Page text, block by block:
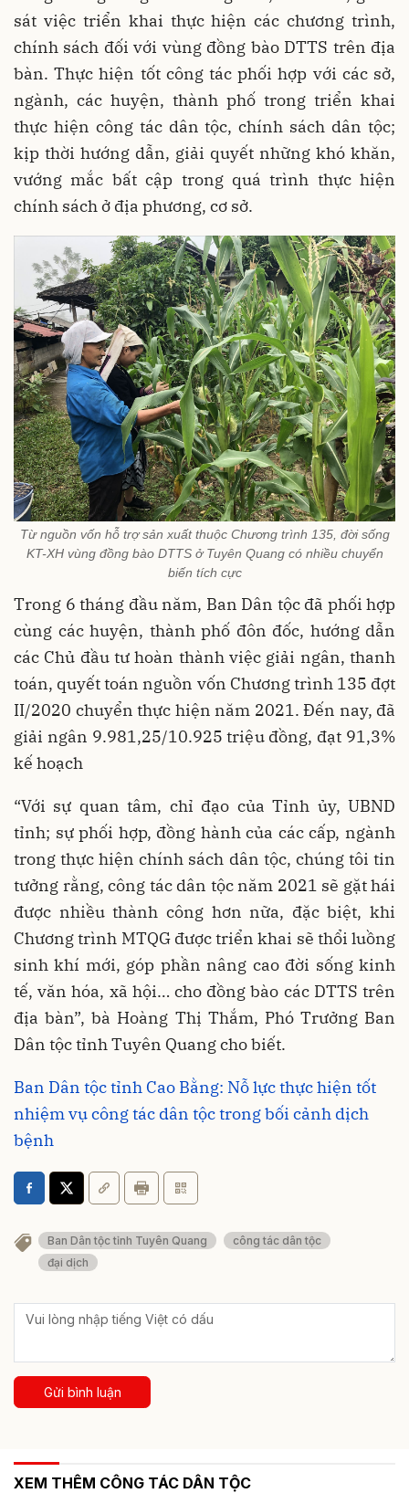
sát việc triển khai thực hiện các chương trình,
chính sách đối với vùng đồng bào DTTS trên địa
bàn. Thực hiện tốt công tác phối hợp với các sở,
ngành, các huyện, thành phố trong triển khai
thực hiện công tác dân tộc, chính sách dân tộc;
kịp thời hướng dẫn, giải quyết những khó khăn,
vướng mắc bất cập trong quá trình thực hiện
chính sách ở địa phương, cơ sở.
Từ nguồn vốn hỗ trợ sản xuất thuộc Chương trình 135, đời sống
KT-XH vùng đồng bào DTTS ở Tuyên Quang có nhiều chuyển
biến tích cực
Trong 6 tháng đầu năm, Ban Dân tộc đã phối hợp
cùng các huyện, thành phố đôn đốc, hướng dẫn
các Chủ đầu tư hoàn thành việc giải ngân, thanh
toán, quyết toán nguồn vốn Chương trình 135 đợt
II/2020 chuyển thực hiện năm 2021. Đến nay, đã
giải ngân 9.981,25/10.925 triệu đồng, đạt 91,3%
kế hoạch
“Với sự quan tâm, chỉ đạo của Tỉnh ủy, UBND
tỉnh; sự phối hợp, đồng hành của các cấp, ngành
trong thực hiện chính sách dân tộc, chúng tôi tin
tưởng rằng, công tác dân tộc năm 2021 sẽ gặt hái
được nhiều thành công hơn nữa, đặc biệt, khi
Chương trình MTQG được triển khai sẽ thổi luồng
sinh khí mới, góp phần nâng cao đời sống kinh
tế, văn hóa, xã hội… cho đồng bào các DTTS trên
địa bàn”, bà Hoàng Thị Thắm, Phó Trưởng Ban
Dân tộc tỉnh Tuyên Quang cho biết.
Ban Dân tộc tỉnh Cao Bằng: Nỗ lực thực hiện tốt
nhiệm vụ công tác dân tộc trong bối cảnh dịch
bệnh
Ban Dân tộc tỉnh Tuyên Quang
công tác dân tộc
đại dịch
Gửi bình luận
XEM THÊM CÔNG TÁC DÂN TỘC